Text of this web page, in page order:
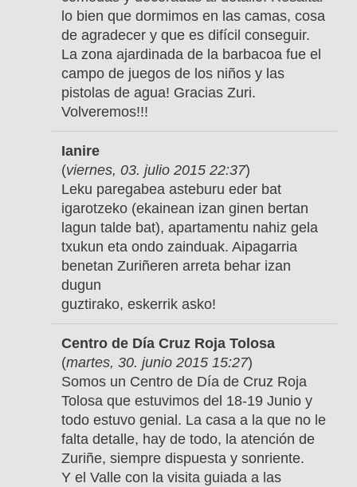
lo bien que dormimos en las camas, cosa
de agradecer y que es difícil conseguir.
La zona ajardinada de la barbacoa fue el
campo de juegos de los niños y las
pistolas de agua! Gracias Zuri.
Volveremos!!!
Ianire
(viernes, 03. julio 2015 22:37)
Leku paregabea asteburu eder bat
igarotzeko (ekainean izan ginen bertan
lagun talde bat), apartamentu nahiz gela
txukun eta ondo zainduak. Aipagarria
benetan Zuriñeren arreta behar izan
dugun
guztirako, eskerrik asko!
Centro de Día Cruz Roja Tolosa
(martes, 30. junio 2015 15:27)
Somos un Centro de Día de Cruz Roja
Tolosa que estuvimos del 18-19 Junio y
todo estuvo genial. La casa a la que no le
falta detalle, hay de todo, la atención de
Zuriñe, siempre dispuesta y sonriente.
Y el Valle con la visita guiada a las